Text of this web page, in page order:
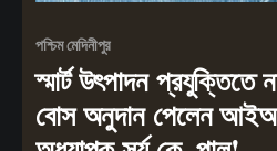
পশ্চিম মেদিনীপুর
স্মার্ট উৎপাদন
বোস অনুদান পেলেন